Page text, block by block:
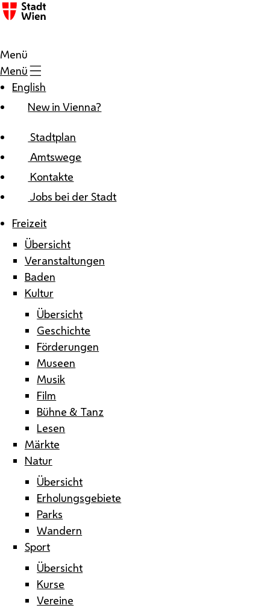
Zum Inhalt
Menü
Menü
English
New in Vienna?
Stadtplan
Amtswege
Kontakte
Jobs bei der Stadt
Freizeit
Übersicht
Veranstaltungen
Baden
Kultur
Übersicht
Geschichte
Förderungen
Museen
Musik
Film
Bühne & Tanz
Lesen
Märkte
Natur
Übersicht
Erholungsgebiete
Parks
Wandern
Sport
Übersicht
Kurse
Vereine